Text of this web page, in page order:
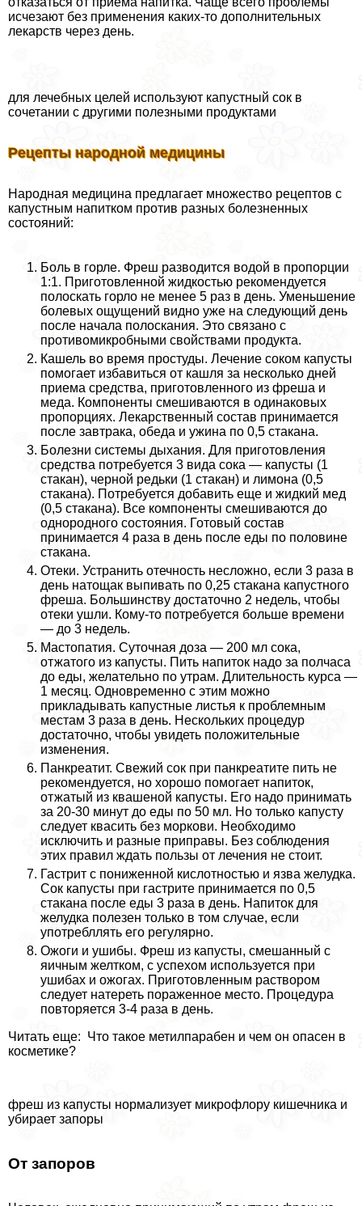
исчезают без применения каких-то дополнительных
лекарств через день.
для лечебных целей используют капустный сок в
сочетании с другими полезными продуктами
Рецепты народной медицины
Народная медицина предлагает множество рецептов с
капустным напитком против разных болезненных
состояний:
Боль в горле. Фреш разводится водой в пропорции
1:1. Приготовленной жидкостью рекомендуется
полоскать горло не менее 5 раз в день. Уменьшение
болевых ощущений видно уже на следующий день
после начала полоскания. Это связано с
противомикробными свойствами продукта.
Кашель во время простуды. Лечение соком капусты
помогает избавиться от кашля за несколько дней
приема средства, приготовленного из фреша и
меда. Компоненты смешиваются в одинаковых
пропорциях. Лекарственный состав принимается
после завтpaка, обеда и ужина по 0,5 стакана.
Болезни системы дыхания. Для приготовления
средства потребуется 3 вида сока — капусты (1
стакан), черной редьки (1 стакан) и лимона (0,5
стакана). Потребуется добавить еще и жидкий мед
(0,5 стакана). Все компоненты смешиваются до
однородного состояния. Готовый состав
принимается 4 раза в день после еды по половине
стакана.
Отеки. Устранить отечность несложно, если 3 раза в
день натощак выпивать по 0,25 стакана капустного
фреша. Большинству достаточно 2 недель, чтобы
отеки ушли. Кому-то потребуется больше времени
— до 3 недель.
Мастопатия. Суточная доза — 200 мл сока,
отжатого из капусты. Пить напиток надо за полчаса
до еды, желательно по утрам. Длительность курса —
1 месяц. Одновременно с этим можно
прикладывать капустные листья к проблемным
местам 3 раза в день. Нескольких процедур
достаточно, чтобы увидеть положительные
изменения.
Панкреатит. Свежий сок при панкреатите пить не
рекомендуется, но хорошо помогает напиток,
отжатый из квашеной капусты. Его надо принимать
за 20-30 минут до еды по 50 мл. Но только капусту
следует квасить без моркови. Необходимо
исключить и разные приправы. Без соблюдения
этих правил ждать пользы от лечения не стоит.
Гастрит с пониженной кислотностью и язва желудка.
Сок капусты при гастрите принимается по 0,5
стакана после еды 3 раза в день. Напиток для
желудка полезен только в том случае, если
употрeбллять его регулярно.
Ожоги и ушибы. Фреш из капусты, смешанный с
яичным желтком, с успехом используется при
ушибах и ожогах. Приготовленным раствором
следует натереть пораженное место. Процедypa
повторяется 3-4 раза в день.
Читать еще: Что такое метилпарабен и чем он опасен в
косметике?
фреш из капусты нормализует микрофлору кишечника и
убирает запоры
От запоров